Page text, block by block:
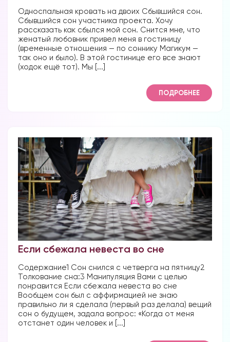
Односпальная кровать на двоих Сбывшийся сон.
Сбывшийся сон участника проекта. Хочу
рассказать как сбылся мой сон. Снится мне, что
женатый любовник привел меня в гостиницу
(временные отношения — по соннику Магикум —
так оно и было). В этой гостинице его все знают
(ходок ещё тот). Мы [...]
ПОДРОБНЕЕ
Если сбежала невеста во сне
Содержание1 Сон снился с четверга на пятницу2
Толкование сна:3 Манипуляция Вами с целью
понравится Если сбежала невеста во сне
Вообщем сон был с аффирмацией не знаю
правильно ли я сделала (первый раз делала) вещий
сон о будущем, задала вопрос: «Когда от меня
отстанет один человек и [...]
Скачать
Наши форумы
Форум в
Форум на сайте